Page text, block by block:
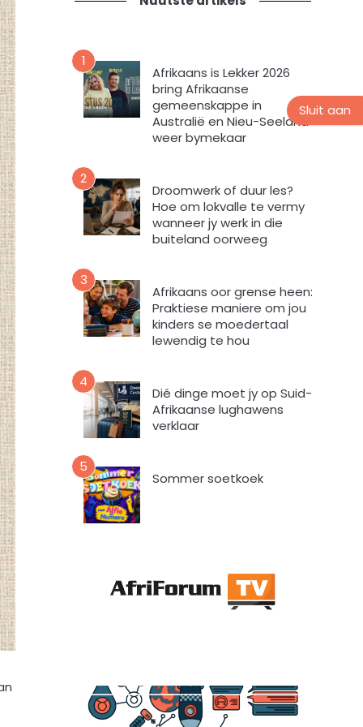
t
n
u
u
s
b
e
f
v
o
r
m
i
e
v
u
e
m
e
k
a
a
r
t
o
e
i
n
d
a
m
1
Afrikaans is Lekker 2026
bring Afrikaanse
gemeenskappe in
Australië en Nieu-Seeland
weer bymekaar
2
Droomwerk of duur les?
Hoe om lokvalle te vermy
wanneer jy werk in die
buiteland oorweeg
3
Afrikaans oor grense heen:
Praktiese maniere om jou
kinders se moedertaal
lewendig te hou
4
Dié dinge moet jy op Suid-
Afrikaanse lughawens
verklaar
5
Sommer soetkoek
Sluit aan